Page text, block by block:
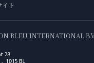
ト
BLEU INTERNATIONAL
28
1015 BL